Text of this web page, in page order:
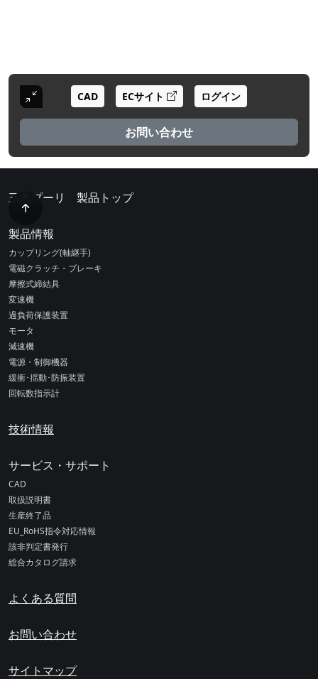
CAD ECサイト ログイン
お問い合わせ
三木プーリ 製品トップ
製品情報
カップリング(軸継手)
電磁クラッチ・ブレーキ
摩擦式締結具
変速機
過負荷保護装置
モータ
減速機
電源・制御機器
緩衝･揺動･防振装置
回転数指示計
技術情報
サービス・サポート
CAD
取扱説明書
生産終了品
EU_RoHS指令対応情報
該非判定書発行
総合カタログ請求
よくある質問
お問い合わせ
サイトマップ